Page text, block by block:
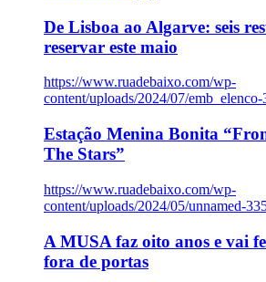
De Lisboa ao Algarve: seis
reservar este maio
https://www.ruadebaixo.com/wp-
content/uploads/2024/07/
Estação Menina Bonita
The Stars”
https://www.ruadebaixo.com/wp-
content/uploads/2024/05/unnamed-
A MUSA faz oito anos e vai
fora de portas